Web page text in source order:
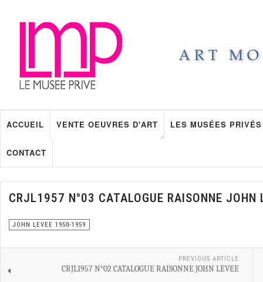
ACCUEIL VENTE OEUVRES D'ART LES MUSÉES PRIVÉS
CONTACT
CRJL1957 N°03 CATALOGUE RAISONNE JOHN
JOHN LEVEE 1950-1959
PREVIOUS ARTICLE
CRJL1957 N°02 CATALOGUE RAISONNE JOHN LEVEE